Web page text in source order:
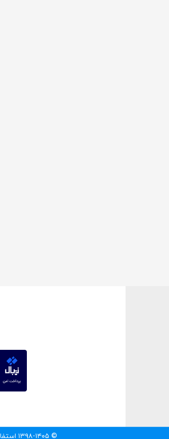
© ۱۳۹۸-۱۴۰۵ استفاده از مطالب سایت تنها با درج لینک مستقیم به آن مطلب مجاز است.‌